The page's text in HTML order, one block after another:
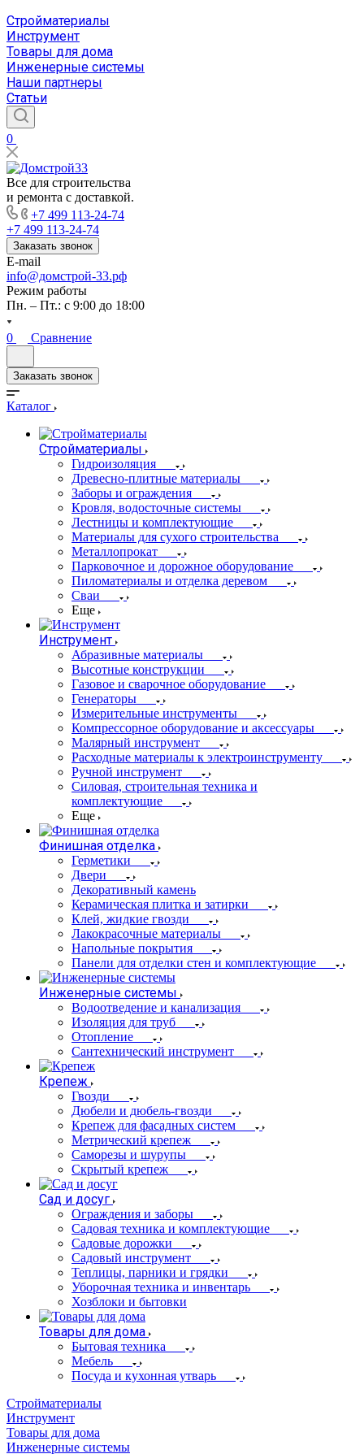
Стройматериалы
Инструмент
Товары для дома
Инженерные системы
Наши партнеры
Статьи
0
Все для строительства
и ремонта с доставкой.
+7 499 113-24-74
+7 499 113-24-74
Заказать звонок
E-mail
info@домстрой-33.рф
Режим работы
Пн. – Пт.: с 9:00 до 18:00
0 Сравнение
Заказать звонок
Каталог
Стройматериалы
Гидроизоляция
Древесно-плитные материалы
Заборы и ограждения
Кровля, водосточные системы
Лестницы и комплектующие
Материалы для сухого строительства
Металлопрокат
Парковочное и дорожное оборудование
Пиломатериалы и отделка деревом
Сваи
Еще
Инструмент
Абразивные материалы
Высотные конструкции
Газовое и сварочное оборудование
Генераторы
Измерительные инструменты
Компрессорное оборудование и аксессуары
Малярный инструмент
Расходные материалы к электроинструменту
Ручной инструмент
Силовая, строительная техника и
комплектующие
Еще
Финишная отделка
Герметики
Двери
Декоративный камень
Керамическая плитка и затирки
Клей, жидкие гвозди
Лакокрасочные материалы
Напольные покрытия
Панели для отделки стен и комплектующие
Инженерные системы
Водоотведение и канализация
Изоляция для труб
Отопление
Сантехнический инструмент
Крепеж
Гвозди
Дюбели и дюбель-гвозди
Крепеж для фасадных систем
Метрический крепеж
Саморезы и шурупы
Скрытый крепеж
Сад и досуг
Ограждения и заборы
Садовая техника и комплектующие
Садовые дорожки
Садовый инструмент
Теплицы, парники и грядки
Уборочная техника и инвентарь
Хозблоки и бытовки
Товары для дома
Бытовая техника
Мебель
Посуда и кухонная утварь
Стройматериалы
Инструмент
Товары для дома
Инженерные системы